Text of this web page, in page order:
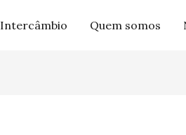
Intercâmbio Quem somos